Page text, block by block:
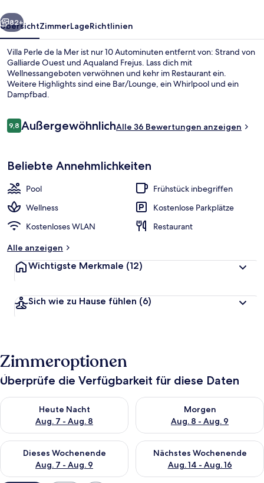
Weiter
82+
ÜbersichtZimmerLageRichtlinien
Villa Perle de la Mer ist nur 10 Autominuten entfernt von: Strand von
Galliarde Ouest und Aqualand Frejus. Lass dich mit
Wellnessangeboten verwöhnen und kehr im Restaurant ein.
Weitere Highlights sind eine Bar/Lounge, ein Whirlpool und ein
Dampfbad.
Bewertungen
9,89,8 von 10.
AußergewöhnlichAlle 36 Bewertungen anzeigen
Beliebte Annehmlichkeiten
Pool
Frühstück inbegriffen
Wellness
Kostenlose Parkplätze
Kostenloses WLAN
Restaurant
Alle anzeigen
Wichtigste Merkmale (12)
Sich wie zu Hause fühlen (6)
Zimmeroptionen
Überprüfe die Verfügbarkeit für diese Daten
Heute Nacht
Aug. 7 - Aug. 8
Überprüfe die Verfügbarkeit für heute Nacht, Aug. 7 - Aug. 8.
Morgen
Aug. 8 - Aug. 9
Überprüfe die Verfügbarkeit
Dieses Wochenende
Aug. 7 - Aug. 9
Überprüfe die Verfügbarkeit für dieses Wochenende, Aug. 7
Nächstes Wochenende
Aug. 14 - Aug. 16
Überprüfe die Verfügbarkeit